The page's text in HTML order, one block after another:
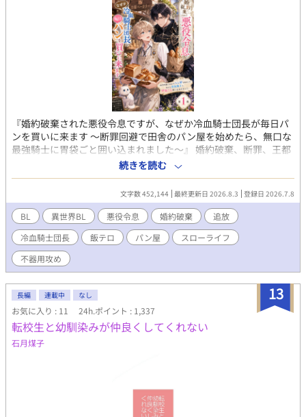
『婚約破棄された悪役令息ですが、なぜか冷血騎士団長が毎日パ
ンを買いに来ます 〜断罪回避で田舎のパン屋を始めたら、無口な
最強騎士に胃袋ごと囲い込まれました〜』 婚約破棄、断罪、王都
追放。 公爵令息ノア・ラザフォードは、王宮の夜会で王子からそ
う告げられた瞬間、心の中で歓喜した。 なぜなら彼は、前世の記
憶を持つ転生者。 この世界が乙女ゲームに似ており、自分が“悪
役令息”として破滅する運命だと知っていたからだ。 けれど、王子
への未練など一切ない。 面倒な貴族社会から逃げられるなら、追
放なんてむしろ大歓迎。 「よし、田舎でパン屋をやろう」 そうし
てノアは辺境の町で、小さなパン屋《白猫ベーカリー》を開く。
焼きたてのミルクパン、焦がしバター塩パン、森苺のジャムパ
ン。 ようやく手に入れた平穏なスローライフ。 ……のはずだっ
団長アゼル・グレイヴ。 無口。 無表情。 目つきが怖い。 なのに
彼は、毎朝誰より早く店に来て、ノアのパンを大量に買ってい
く。 「今日も来たんですか？」 「来た」 「昨日も一昨日も来まし
たよね」 「明日も来る」 ノアは思った。 この人、よほどパンが
好きなんだな、と。 しかしアゼルが見ているのは、パンだけでは
だと思い込む悪役令息と、店主ごと囲い込みたい冷血騎士団長。
婚約破棄から始まる、飯テロ異世界BLラブコメ。
続きを読む
文字数 452,144 最終更新日 2026.8.3 登録日 2026.7.8
BL 異世界BL 悪役令息 婚約破棄
追放
冷血騎士団長
飯テロ パン屋
スローライフ
不器用攻め
13
長編 連載中 なし
お気に入り : 11 24h.ポイント : 1,337
転校生と幼馴染みが仲良くしてくれない
石月煤子